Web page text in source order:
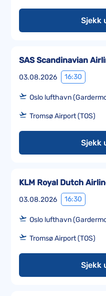
Sjekk
03.08.2026 16:30
SAS Scandinavian
Oslo lufthavn
Tromsø Airport (TOS)
Sjekk
03.08.2026 16:30
KLM Royal Dutch
Oslo lufthavn
Tromsø Airport (TOS)
Sjekk